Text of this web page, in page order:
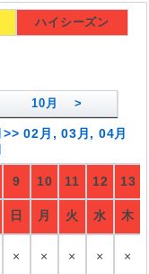
ハイシーズン
10月 >
>>02月, 03月, 04月
9 10 11 12 13
日 月 火 水 木
× × × × ×